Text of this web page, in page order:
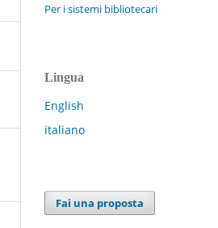
Per i sistemi bibliotecari
Lingua
English
italiano
Fai una proposta